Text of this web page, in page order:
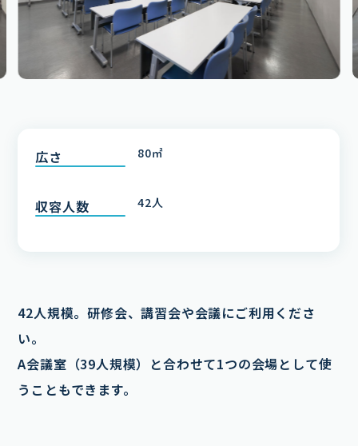
広さ 80㎡
収容人数 42人
42人規模。研修会、講習会や会議にご利用くださ
い。
A会議室（39人規模）と合わせて1つの会場として使
うこともできます。